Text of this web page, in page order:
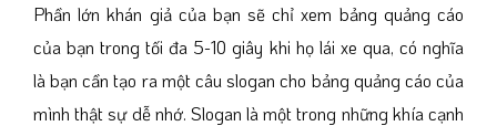
Phần lớn khán giả của bạn sẽ chỉ xem bảng quảng cáo
của bạn trong tối đa 5-10 giây khi họ lái xe qua, có nghĩa
là bạn cần tạo ra một câu slogan cho bảng quảng cáo của
mình thật sự dễ nhớ. Slogan là một trong những khía cạnh